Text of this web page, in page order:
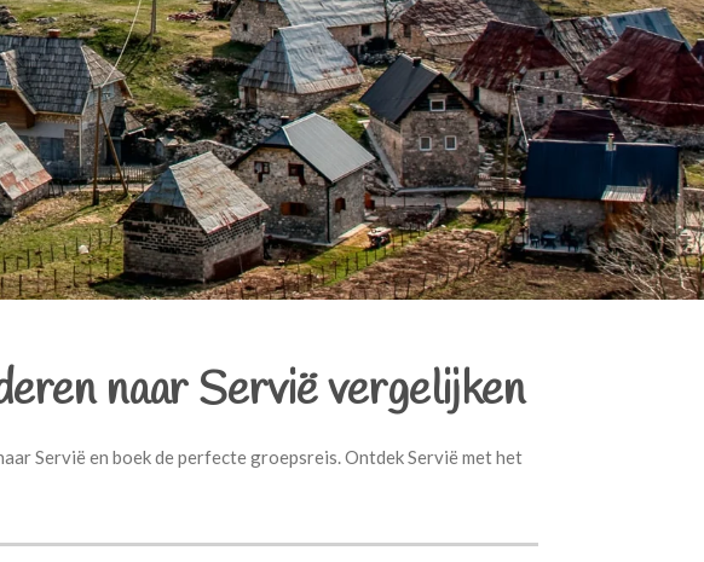
naar Servië vergelijken
Servië en boek de perfecte groepsreis. Ontdek Servië met het